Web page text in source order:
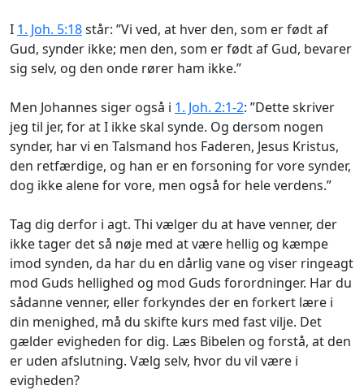
I 1. Joh. 5:18står: ”Vi ved, at hver den, som er født af
Gud, synder ikke; men den, som er født af Gud, bevarer
sig selv, og den onde rører ham ikke.”
Men Johannes siger også i 1. Joh. 2:1-2: ”Dette skriver
jeg til jer, for at I ikke skal synde. Og dersom nogen
synder, har vi en Talsmand hos Faderen, Jesus Kristus,
den retfærdige, og han er en forsoning for vore synder,
dog ikke alene for vore, men også for hele verdens.”
Tag dig derfor i agt. Thi vælger du at have venner, der
ikke tager det så nøje med at være hellig og kæmpe
imod synden, da har du en dårlig vane og viser ringeagt
mod Guds hellighed og mod Guds forordninger. Har du
sådanne venner, eller forkyndes der en forkert lære i
din menighed, må du skifte kurs med fast vilje. Det
gælder evigheden for dig. Læs Bibelen og forstå, at den
er uden afslutning. Vælg selv, hvor du vil være i
evigheden?